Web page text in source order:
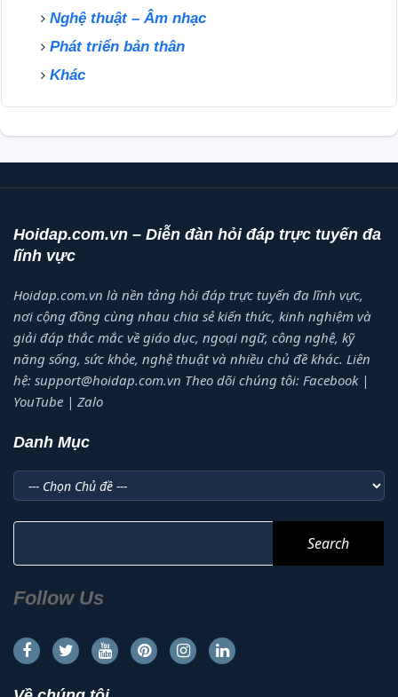
Nghệ thuật – Âm nhạc
Phát triển bản thân
Khác
Hoidap.com.vn – Diễn đàn hỏi đáp trực tuyến đa
lĩnh vực
Hoidap.com.vn là nền tảng hỏi đáp trực tuyến đa lĩnh vực,
nơi cộng đồng cùng nhau chia sẻ kiến thức, kinh nghiệm và
giải đáp thắc mắc về giáo dục, ngoại ngữ, công nghệ, kỹ
năng sống, sức khỏe, nghệ thuật và nhiều chủ đề khác. Liên
hệ: support@hoidap.com.vn Theo dõi chúng tôi: Facebook |
YouTube | Zalo
Danh Mục
Danh
Mục
Search
Follow Us